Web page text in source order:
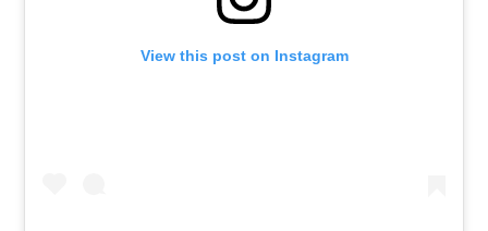
View this post on Instagram